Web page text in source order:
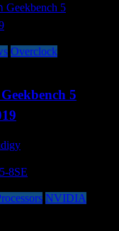
Overclock
5
NVIDIA